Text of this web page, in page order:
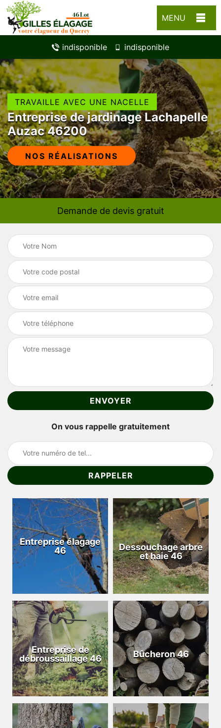
MENU
indisponible indisponible
TRAVAILLE AVEC UNE NACELLE
Entreprise de jardinage Lachapelle
Auzac 46200
NOS RÉALISATIONS
Demande de devis gratuit
On vous rappelle gratuitement
Entreprise élagage
46
Dessouchage arbre
et haie 46
Entreprise de
débroussaillage 46
Bûcheron 46